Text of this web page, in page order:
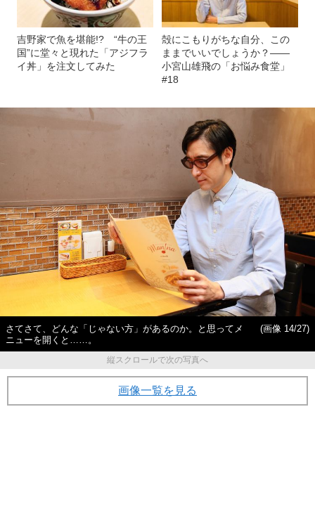
吉野家で魚を堪能!? “牛の王
国”に堂々と現れた「アジフラ
イ丼」を注文してみた
殻にこもりがちな自分、この
ままでいいでしょうか？――
小宮山雄飛の「お悩み食堂」
#18
さてさて、どんな「じゃない方」があるのか。と思ってメ
ニューを開くと……。
(画像 14/27)
縦スクロールで次の写真へ
画像一覧を見る